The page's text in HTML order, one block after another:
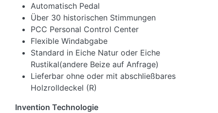
Automatisch Pedal
Über 30 historischen Stimmungen
PCC Personal Control Center
Flexible Windabgabe
Standard in Eiche Natur oder Eiche
Rustikal(andere Beize auf Anfrage)
Lieferbar ohne oder mit abschließbares
Holzrolldeckel (R)
Invention Technologie